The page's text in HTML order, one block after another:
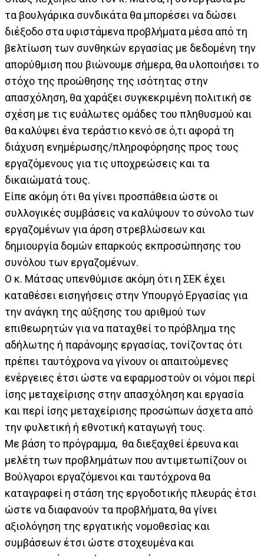
τα βουλγάρικα συνδικάτα θα μπορέσει να δώσει
διέξοδο στα υφιστάμενα προβλήματα μέσα από τη
βελτίωση των συνθηκών εργασίας με δεδομένη την
απορύθμιση που βιώνουμε σήμερα, θα υλοποιήσει το
στόχο της προώθησης της ισότητας στην
απασχόληση, θα χαράξει συγκεκριμένη πολιτική σε
σχέση με τις ευάλωτες ομάδες του πληθυσμού και
θα καλύψει ένα τεράστιο κενό σε ό,τι αφορά τη
διάχυση ενημέρωσης/πληροφόρησης προς τους
εργαζόμενους για τις υποχρεώσεις και τα
δικαιώματά τους.
Είπε ακόμη ότι θα γίνει προσπάθεια ώστε οι
συλλογικές συμβάσεις να καλύψουν το σύνολο των
εργαζομένων για άρση στρεβλώσεων και
δημιουργία δομών επαρκούς εκπροσώπησης του
συνόλου των εργαζομένων.
Ο κ. Μάτσας υπενθύμισε ακόμη ότι η ΣΕΚ έχει
καταθέσει εισηγήσεις στην Υπουργό Εργασίας για
την ανάγκη της αύξησης του αριθμού των
επιθεωρητών για να παταχθεί το πρόβλημα της
αδήλωτης ή παράνομης εργασίας, τονίζοντας ότι
πρέπει ταυτόχρονα να γίνουν οι απαιτούμενες
ενέργειες έτσι ώστε να εφαρμοστούν οι νόμοι περί
ίσης μεταχείρισης στην απασχόληση και εργασία
και περί ίσης μεταχείρισης προσώπων άσχετα από
την φυλετική ή εθνοτική καταγωγή τους.
Με βάση το πρόγραμμα, θα διεξαχθεί έρευνα και
μελέτη των προβλημάτων που αντιμετωπίζουν οι
Βούλγαροι εργαζόμενοι και ταυτόχρονα θα
καταγραφεί η στάση της εργοδοτικής πλευράς έτσι
ώστε να διαφανούν τα προβλήματα, θα γίνει
αξιολόγηση της εργατικής νομοθεσίας και
συμβάσεων έτσι ώστε στοχευμένα και